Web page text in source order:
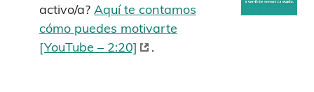
activo/a? Aquí te contamos
cómo puedes motivarte
[YouTube – 2:20]
.